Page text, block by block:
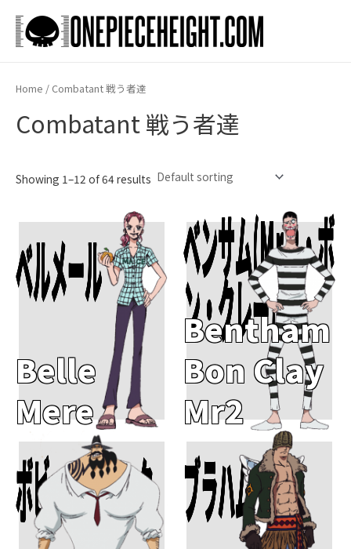
content
Home / Combatant 戦う者達
Combatant 戦う者達
Showing 1–12 of 64 results
ベルメール
Belle
Mere
Add To Cart ベンサム(Mr.2・ボ
ン・クレー)
Bentham
Bon Clay
Mr2
Add To Cart
ボビー・ファンク
Add To Cart ブラハム
Add To Cart